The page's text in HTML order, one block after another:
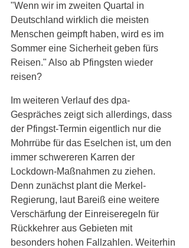
"Wenn wir im zweiten Quartal in
Deutschland wirklich die meisten
Menschen geimpft haben, wird es im
Sommer eine Sicherheit geben fürs
Reisen." Also ab Pfingsten wieder
reisen?
Im weiteren Verlauf des dpa-
Gespräches zeigt sich allerdings, dass
der Pfingst-Termin eigentlich nur die
Mohrrübe für das Eselchen ist, um den
immer schwereren Karren der
Lockdown-Maßnahmen zu ziehen.
Denn zunächst plant die Merkel-
Regierung, laut Bareiß eine weitere
Verschärfung der Einreiseregeln für
Rückkehrer aus Gebieten mit
besonders hohen Fallzahlen. Weiterhin